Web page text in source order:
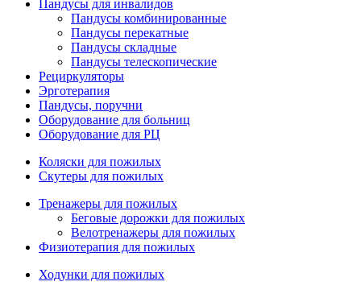
Пандусы для инвалидов
Пандусы комбинированные
Пандусы перекатные
Пандусы складные
Пандусы телескопические
Рециркуляторы
Эрготерапия
Пандусы, поручни
Оборудование для больниц
Оборудование для РЦ
Коляски для пожилых
Скутеры для пожилых
Тренажеры для пожилых
Беговые дорожки для пожилых
Велотренажеры для пожилых
Физиотерапия для пожилых
Ходунки для пожилых